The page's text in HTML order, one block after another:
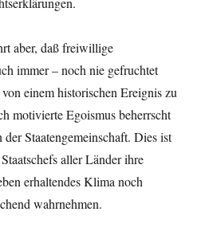
aber, daß freiwillige
immer – noch nie gefruchtet
einem historischen Ereignis zu
motivierte Egoismus beherrscht
Staatengemeinschaft. Dies ist
aller Länder ihre
erhaltendes Klima noch
wahrnehmen.